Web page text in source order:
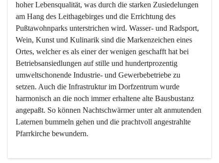
hoher Lebensqualität, was durch die starken Zusiedelungen
am Hang des Leithagebirges und die Errichtung des
Pußtawohnparks unterstrichen wird. Wasser- und Radsport,
Wein, Kunst und Kulinarik sind die Markenzeichen eines
Ortes, welcher es als einer der wenigen geschafft hat bei
Betriebsansiedlungen auf stille und hundertprozentig
umweltschonende Industrie- und Gewerbebetriebe zu
setzen. Auch die Infrastruktur im Dorfzentrum wurde
harmonisch an die noch immer erhaltene alte Bausbustanz
angepaßt. So können Nachtschwärmer unter alt anmutenden
Laternen bummeln gehen und die prachtvoll angestrahlte
Pfarrkirche bewundern.
Der Weinbau dominert heute nicht mehr, ist aber integrativer